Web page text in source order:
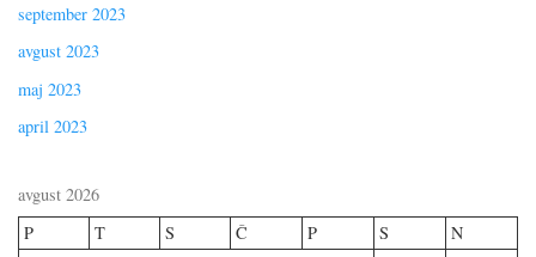
september 2023
avgust 2023
maj 2023
april 2023
avgust 2026
P
T S Č P S
N